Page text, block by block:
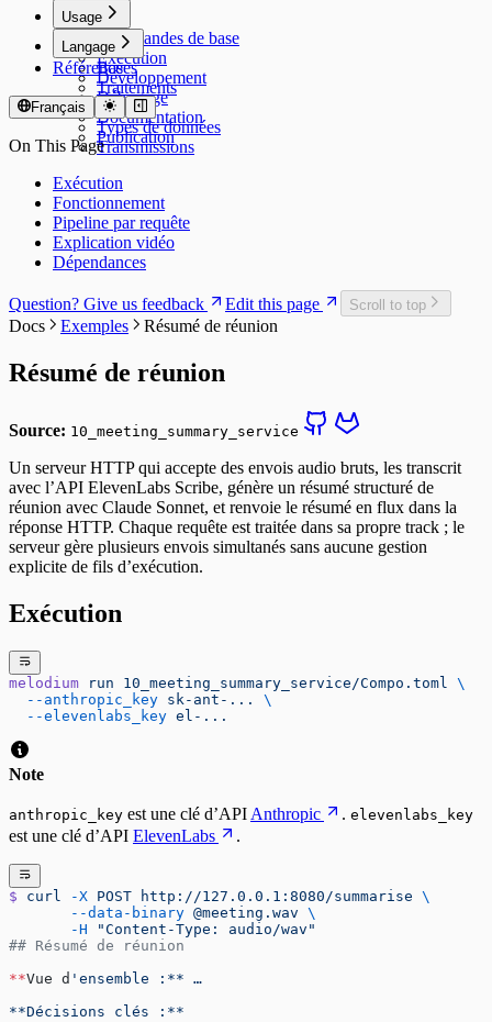
Usage
Commandes de base
Exécution
Développement
Débogage
Documentation
Publication
Langage
Bases
Traitements
Modèles
Types de données
Transmissions
Référence
Français
On This Page
Exécution
Fonctionnement
Pipeline par requête
Explication vidéo
Dépendances
Question? Give us feedback Edit this page Scroll to top
Docs Exemples Résumé de réunion
Résumé de réunion
Source: 10_meeting_summary_service
Un serveur HTTP qui accepte des envois audio bruts, les transcrit
avec l’API ElevenLabs Scribe, génère un résumé structuré de
réunion avec Claude Sonnet, et renvoie le résumé en flux dans la
réponse HTTP. Chaque requête est traitée dans sa propre track ; le
serveur gère plusieurs envois simultanés sans aucune gestion
explicite de fils d’exécution.
Exécution
melodium run 10_meeting_summary_service/Compo.toml
\
  --anthropic_key
sk-ant-...
\
  --elevenlabs_key
el-...
Note
anthropic_key est une clé d’API Anthropic . elevenlabs_key
est une clé d’API ElevenLabs .
$ curl -X POST http://127.0.0.1:8080/summarise \
       --data-binary
@meeting.wav \
       -H
"Content-Type: audio/wav"
## Résumé de réunion
**Vue d 'ensemble :** …
**Décisions clés :**